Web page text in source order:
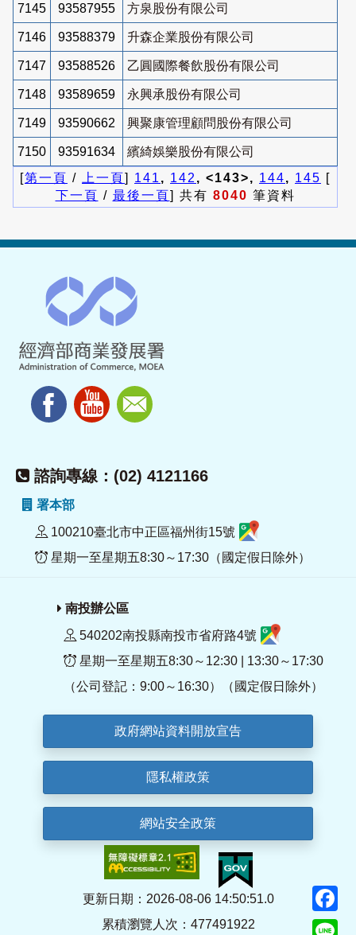
7145 93587955 方泉股份有限公司
7146 93588379 升森企業股份有限公司
7147 93588526 乙圓國際餐飲股份有限公司
7148 93589659 永興承股份有限公司
7149 93590662 興聚康管理顧問股份有限公司
7150 93591634
繽綺娛樂股份有限公司
[第一頁 / 上一頁] 141 , 142 , <143>, 144, 145 [
下一頁 / 最後一頁] 共有 8040 筆資料
諮詢專線：(02) 4121166
署本部
100210臺北市中正區福州街15號
星期一至星期五8:30～17:30（國定假日除外）
南投辦公區
540202南投縣南投市省府路4號
星期一至星期五8:30～12:30 | 13:30～17:30
（公司登記：9:00～16:30）（國定假日除外）
政府網站資料開放宣告
隱私權政策
網站安全政策
更新日期：2026-08-06 14:50:51.0
累積瀏覽人次：477491922